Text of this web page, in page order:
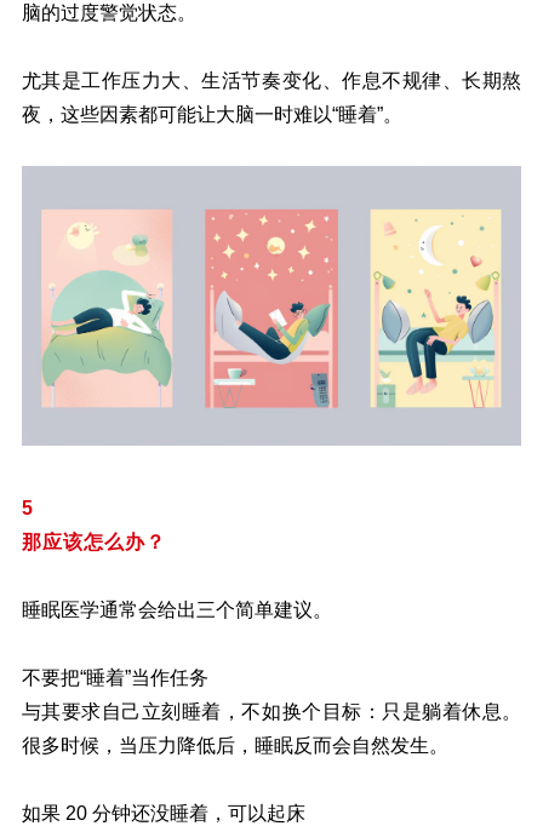
脑的过度警觉状态。
尤其是工作压力大、生活节奏变化、作息不规律、长期熬
夜，这些因素都可能让大脑一时难以“睡着”。
5
那应该怎么办？
睡眠医学通常会给出三个简单建议。
不要把“睡着”当作任务
与其要求自己立刻睡着，不如换个目标：只是躺着休息。
很多时候，当压力降低后，睡眠反而会自然发生。
如果 20 分钟还没睡着，可以起床